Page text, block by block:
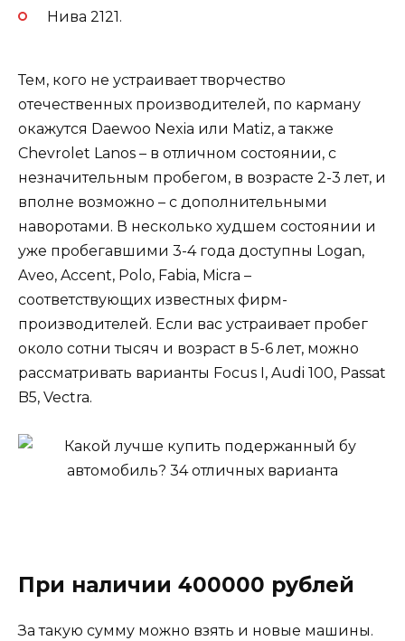
Нива 2121.
Тем, кого не устраивает творчество
отечественных производителей, по карману
окажутся Daewoo Nexia или Matiz, а также
Chevrolet Lanos – в отличном состоянии, с
незначительным пробегом, в возрасте 2-3 лет, и
вполне возможно – с дополнительными
наворотами. В несколько худшем состоянии и
уже пробегавшими 3-4 года доступны Logan,
Aveo, Accent, Polo, Fabia, Micra –
соответствующих известных фирм-
производителей. Если вас устраивает пробег
около сотни тысяч и возраст в 5-6 лет, можно
рассматривать варианты Focus I, Audi 100, Passat
B5, Vectra.
При наличии 400000 рублей
За такую сумму можно взять и новые машины.